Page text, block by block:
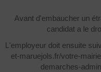
Avant d'embaucher un
candidat a le
L'employeur doit ensuite
et-maruejols.fr/votre-
demarches-